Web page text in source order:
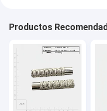
Productos